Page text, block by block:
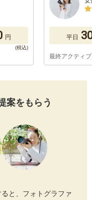
円 平日
最終アクティ
案をもらう
と、フォトグラファ